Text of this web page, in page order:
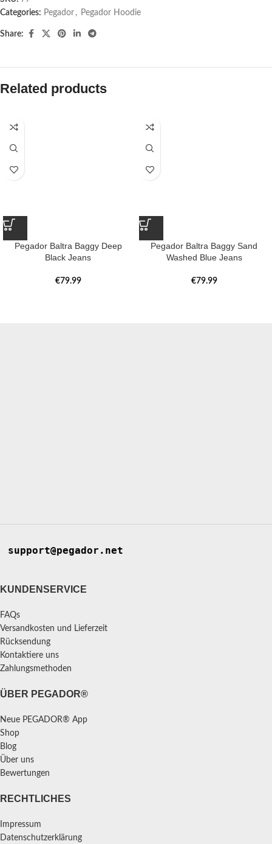
Categories: Pegador​ , Pegador Hoodie
Share:
Related products
Pegador Baltra Baggy Deep
Black Jeans
€79.99
Pegador Baltra Baggy Sand
Washed Blue Jeans
€79.99
support@pegador.net
KUNDENSERVICE
FAQs
Versandkosten und Lieferzeit
Rücksendung
Kontaktiere uns
Zahlungsmethoden
ÜBER PEGADOR®
Neue PEGADOR® App
Shop
Blog
Über uns
Bewertungen
RECHTLICHES
Impressum
Datenschutzerklärung